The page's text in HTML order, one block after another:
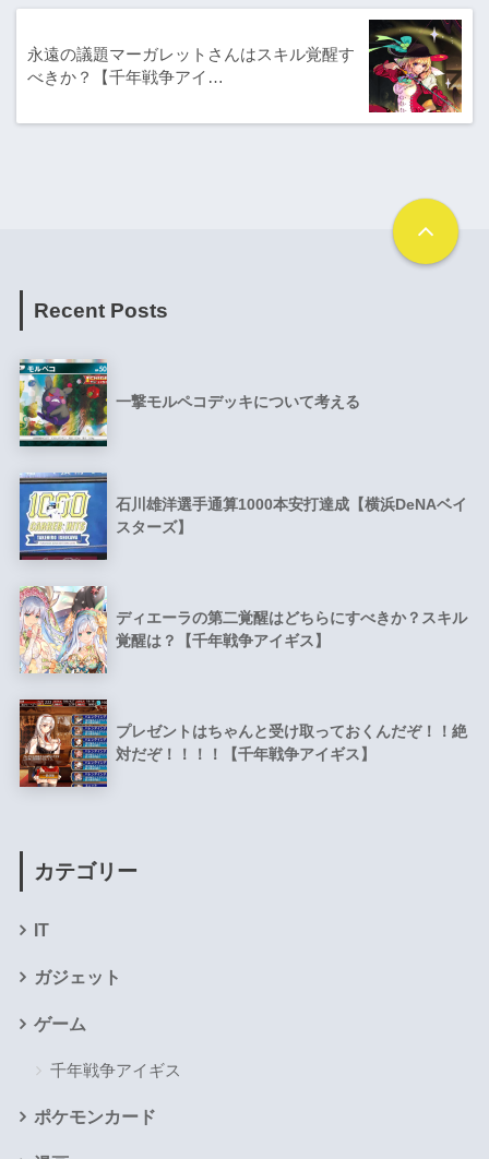
永遠の議題マーガレットさんはスキル覚醒す
べきか？【千年戦争アイ…
Recent Posts
一撃モルペコデッキについて考える
石川雄洋選手通算1000本安打達成【横浜DeNAベイ
スターズ】
ディエーラの第二覚醒はどちらにすべきか？スキル
覚醒は？【千年戦争アイギス】
プレゼントはちゃんと受け取っておくんだぞ！！絶
対だぞ！！！！【千年戦争アイギス】
カテゴリー
IT
ガジェット
ゲーム
千年戦争アイギス
ポケモンカード